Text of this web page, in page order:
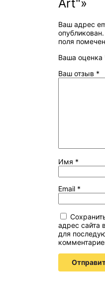
Art"»
Ваш адрес
опубликован.
поля
Ваша оценка
Ваш отзыв *
Имя *
Email *
адрес сайта
для